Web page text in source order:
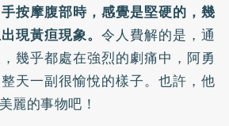
按摩腹部時，感覺是堅硬的，幾
現黃疸現象。令人費解的是，通
幾乎都處在強烈的劇痛中，阿勇
天一副很愉悅的樣子。也許，他
麗的事物吧！